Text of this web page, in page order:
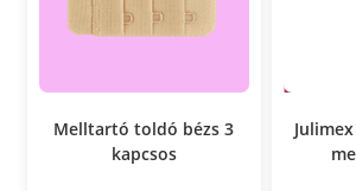
Melltartó toldó bézs 3
kapcsos